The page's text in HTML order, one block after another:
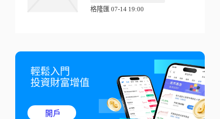
格隆匯 07-14 19:00
輕鬆入門
投資財富增值
開戶